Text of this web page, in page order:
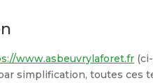
www.asbeuvrylaforet.fr
simplification, toutes ces